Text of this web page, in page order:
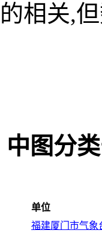
相关,
中图分
单位
福建厦门市气象